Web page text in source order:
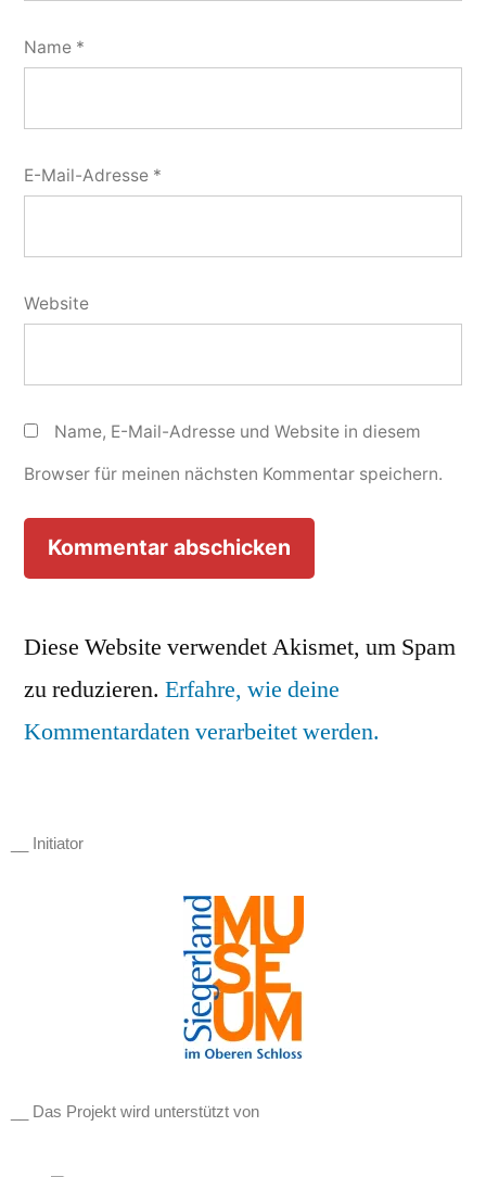
Name *
E-Mail-Adresse *
Website
Name, E-Mail-Adresse und Website in diesem
Browser für meinen nächsten Kommentar speichern.
Diese Website verwendet Akismet, um Spam
zu reduzieren. Erfahre, wie deine
Kommentardaten verarbeitet werden.
__ Initiator
__ Das Projekt wird unterstützt von